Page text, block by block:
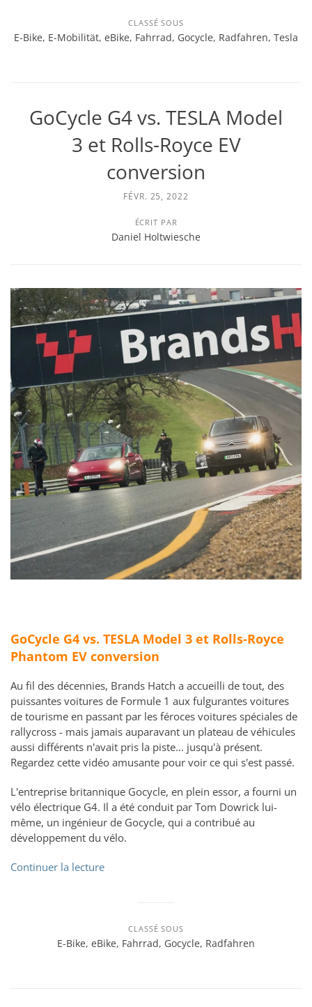
CLASSÉ SOUS
E-Bike, E-Mobilität, eBike, Fahrrad, Gocycle, Radfahren, Tesla
CLASSÉ SOUS
E-Bike, eBike, Fahrrad, Gocycle, Radfahren
GoCycle G4 vs. TESLA Model
3 et Rolls-Royce EV
conversion
FÉVR. 25, 2022
ÉCRIT PAR
Daniel Holtwiesche
GoCycle G4 vs. TESLA Model 3 et Rolls-Royce
Phantom EV conversion
Au fil des décennies, Brands Hatch a accueilli de tout, des
puissantes voitures de Formule 1 aux fulgurantes voitures
de tourisme en passant par les féroces voitures spéciales de
rallycross - mais jamais auparavant un plateau de véhicules
aussi différents n'avait pris la piste... jusqu'à présent.
Regardez cette vidéo amusante pour voir ce qui s'est passé.
L'entreprise britannique Gocycle, en plein essor, a fourni un
vélo électrique G4. Il a été conduit par Tom Dowrick lui-
même, un ingénieur de Gocycle, qui a contribué au
développement du vélo.
Continuer la lecture